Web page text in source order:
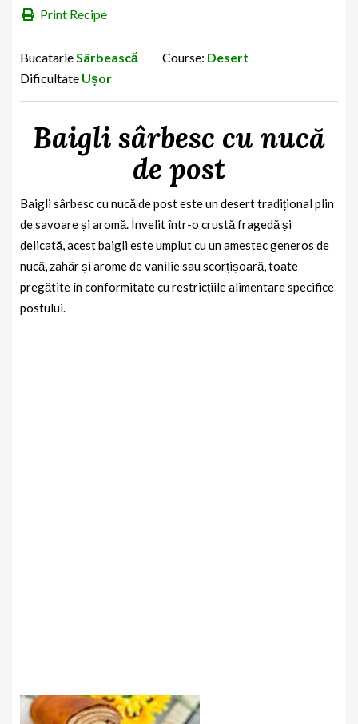
Print Recipe
BucatarieSârbească Course: Desert
Dificultate Ușor
Baigli sârbesc cu nucă
de post
Baigli sârbesc cu nucă de post este un desert tradițional plin
de savoare și aromă. Învelit într-o crustă fragedă și
delicată, acest baigli este umplut cu un amestec generos de
nucă, zahăr și arome de vanilie sau scorțișoară, toate
pregătite în conformitate cu restricțiile alimentare specifice
postului.